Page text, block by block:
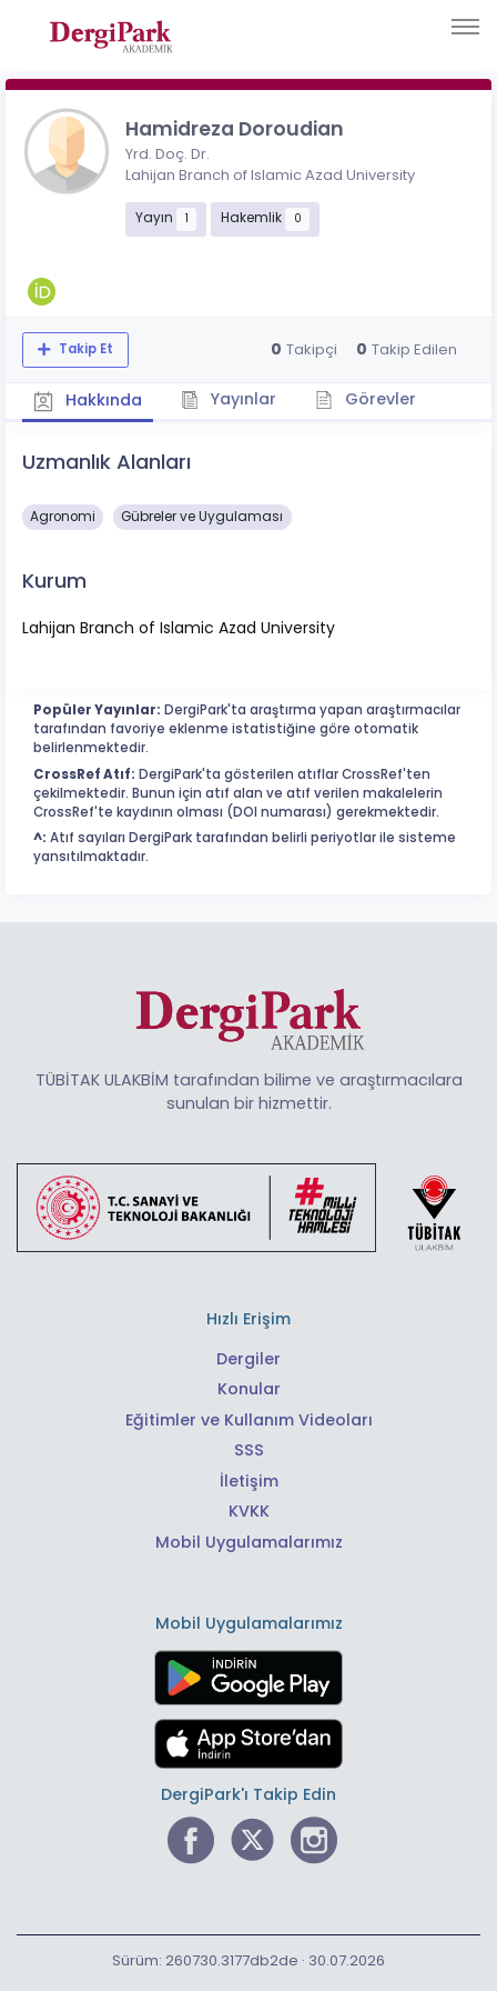
Hamidreza Doroudian
Yrd. Doç. Dr.
Lahijan Branch of Islamic Azad University
Yayın 1 Hakemlik 0
Takip Et 0 Takipçi 0 Takip Edilen
Hakkında Yayınlar Görevler
Uzmanlık Alanları
Agronomi Gübreler ve Uygulaması
Kurum
Lahijan Branch of Islamic Azad University
Popüler Yayınlar: DergiPark'ta araştırma yapan araştırmacılar
tarafından favoriye eklenme istatistiğine göre otomatik
belirlenmektedir.
CrossRef Atıf: DergiPark'ta gösterilen atıflar CrossRef'ten
çekilmektedir. Bunun için atıf alan ve atıf verilen makalelerin
CrossRef'te kaydının olması (DOI numarası) gerekmektedir.
^: Atıf sayıları DergiPark tarafından belirli periyotlar ile sisteme
yansıtılmaktadır.
TÜBİTAK ULAKBİM tarafından bilime ve araştırmacılara
sunulan bir hizmettir.
Hızlı Erişim
Dergiler
Konular
Eğitimler ve Kullanım Videoları
SSS
İletişim
KVKK
Mobil Uygulamalarımız
Mobil Uygulamalarımız
DergiPark'ı Takip Edin
Sürüm: 260730.3177db2de · 30.07.2026